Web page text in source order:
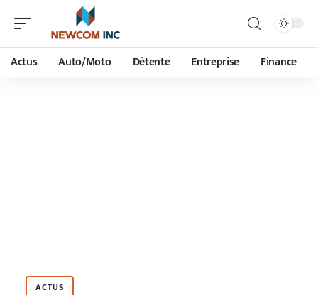
Actus Auto/Moto Détente Entreprise Finance
ACTUS